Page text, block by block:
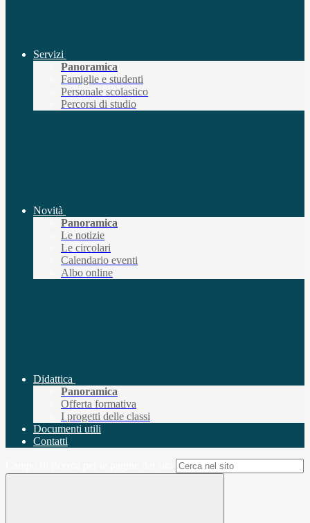
Servizi
Panoramica
Famiglie e studenti
Personale scolastico
Percorsi di studio
Novità
Panoramica
Le notizie
Le circolari
Calendario eventi
Albo online
Didattica
Panoramica
Offerta formativa
I progetti delle classi
Documenti utili
Contatti